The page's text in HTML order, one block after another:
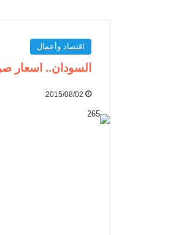
اقتصاد وأعمال
السودان.. اسعار
2015/08/02